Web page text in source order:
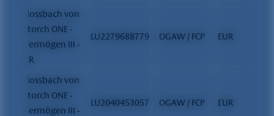
Flossbach von
Storch ONE -
Vermögen III -
VR
LU2279688779 OGAW / FCP EUR
Flossbach von
Storch ONE -
Vermögen III -
LU2040453057 OGAW / FCP EUR